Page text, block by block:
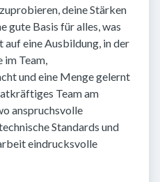
deine Stärken
gute Basis für alles, was
auf eine Ausbildung, in der
im Team,
und eine Menge gelernt
Team am
anspruchsvolle
Standards und
eindrucksvolle